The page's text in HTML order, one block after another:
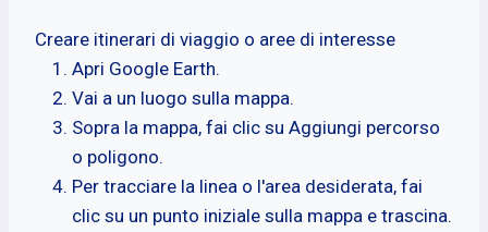
Creare itinerari di viaggio o aree di interesse
Apri Google Earth.
Vai a un luogo sulla mappa.
Sopra la mappa, fai clic su Aggiungi percorso
o poligono.
Per tracciare la linea o l'area desiderata, fai
clic su un punto iniziale sulla mappa e trascina.